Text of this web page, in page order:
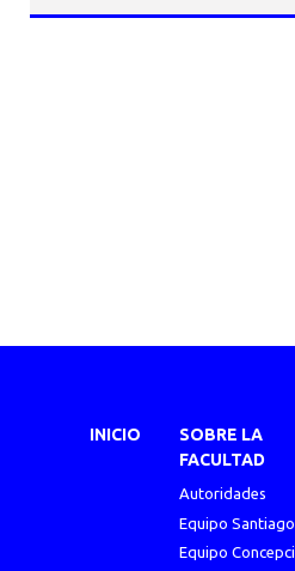
INICIO
SOBRE LA
FACULTAD
Autoridades
Equipo Santiago
Equipo